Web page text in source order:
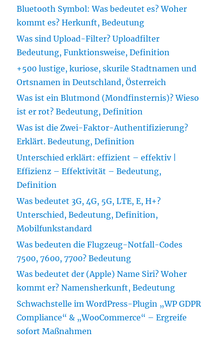
Bluetooth Symbol: Was bedeutet es? Woher
kommt es? Herkunft, Bedeutung
Was sind Upload-Filter? Uploadfilter
Bedeutung, Funktionsweise, Definition
+500 lustige, kuriose, skurile Stadtnamen und
Ortsnamen in Deutschland, Österreich
Was ist ein Blutmond (Mondfinsternis)? Wieso
ist er rot? Bedeutung, Definition
Was ist die Zwei-Faktor-Authentifizierung?
Erklärt. Bedeutung, Definition
Unterschied erklärt: effizient – effektiv |
Effizienz – Effektivität – Bedeutung,
Definition
Was bedeutet 3G, 4G, 5G, LTE, E, H+?
Unterschied, Bedeutung, Definition,
Mobilfunkstandard
Was bedeuten die Flugzeug-Notfall-Codes
7500, 7600, 7700? Bedeutung
Was bedeutet der (Apple) Name Siri? Woher
kommt er? Namensherkunft, Bedeutung
Schwachstelle im WordPress-Plugin „WP GDPR
Compliance“ & „WooCommerce“ – Ergreife
sofort Maßnahmen